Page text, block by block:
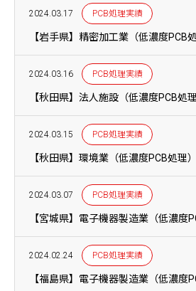
2024.03.17 PCB処理実績
【岩手県】精密加工業（低濃度PCB処
2024.03.16 PCB処理実績
【秋田県】法人施設（低濃度PCB処理
2024.03.15 PCB処理実績
【秋田県】環境業（低濃度PCB処理）
2024.03.07 PCB処理実績
【宮城県】電子機器製造業（低濃度
2024.02.24 PCB処理実績
【福島県】電子機器製造業（低濃度